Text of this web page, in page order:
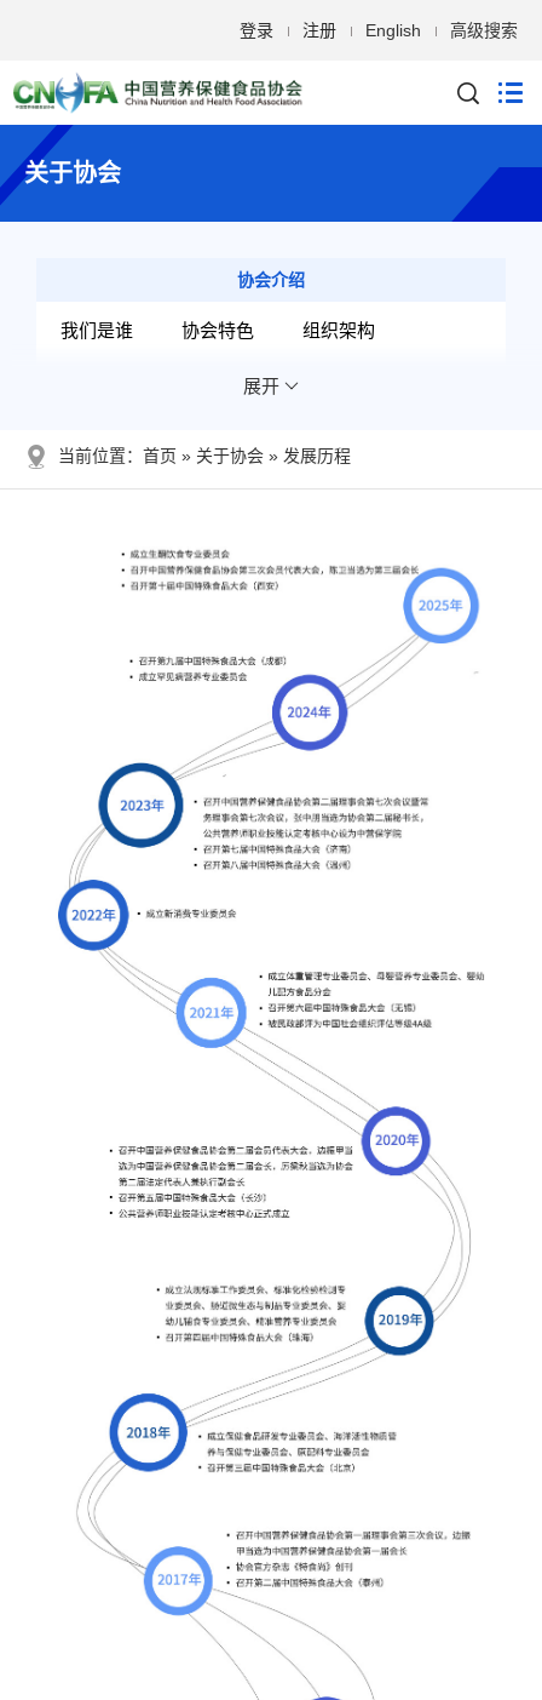
登录 注册 English 高级搜索
关于协会
协会介绍
我们是谁 协会特色 组织架构
专家智囊
发展历程
协会章程
团体标准管理办法
加入协会
展开
当前位置： 首页 关于协会 发展历程